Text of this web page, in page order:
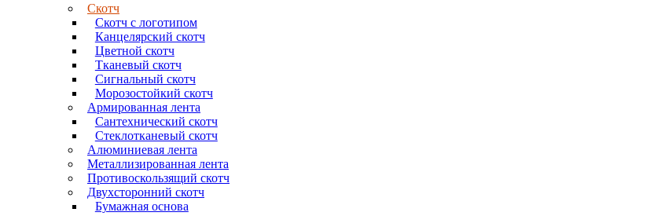
Скотч
Скотч с логотипом
Канцелярский скотч
Цветной скотч
Тканевый скотч
Сигнальный скотч
Морозостойкий скотч
Армированная лента
Сантехнический скотч
Стеклотканевый скотч
Алюминиевая лента
Металлизированная лента
Противоскользящий скотч
Двухсторонний скотч
Бумажная основа